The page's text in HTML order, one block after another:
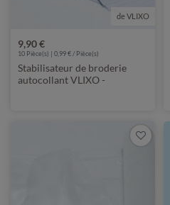
de VLIXO
9,90 €
10 Pièce(s) | 0,99 € / Pièce(s)
Stabilisateur de broderie
autocollant VLIXO -